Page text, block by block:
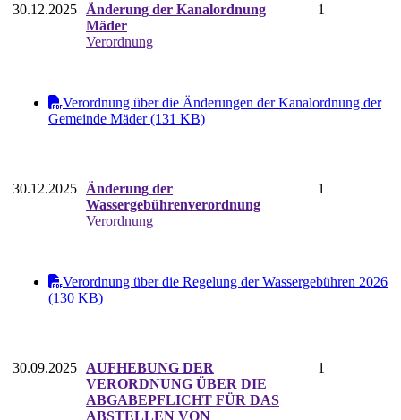
30.12.2025
Änderung der Kanalordnung
Mäder
Verordnung
1
Verordnung über die Änderungen der Kanalordnung der
Gemeinde Mäder (131 KB)
30.12.2025
Änderung der
Wassergebührenverordnung
Verordnung
1
Verordnung über die Regelung der Wassergebühren 2026
(130 KB)
30.09.2025
AUFHEBUNG DER
VERORDNUNG ÜBER DIE
ABGABEPFLICHT FÜR DAS
ABSTELLEN VON
1